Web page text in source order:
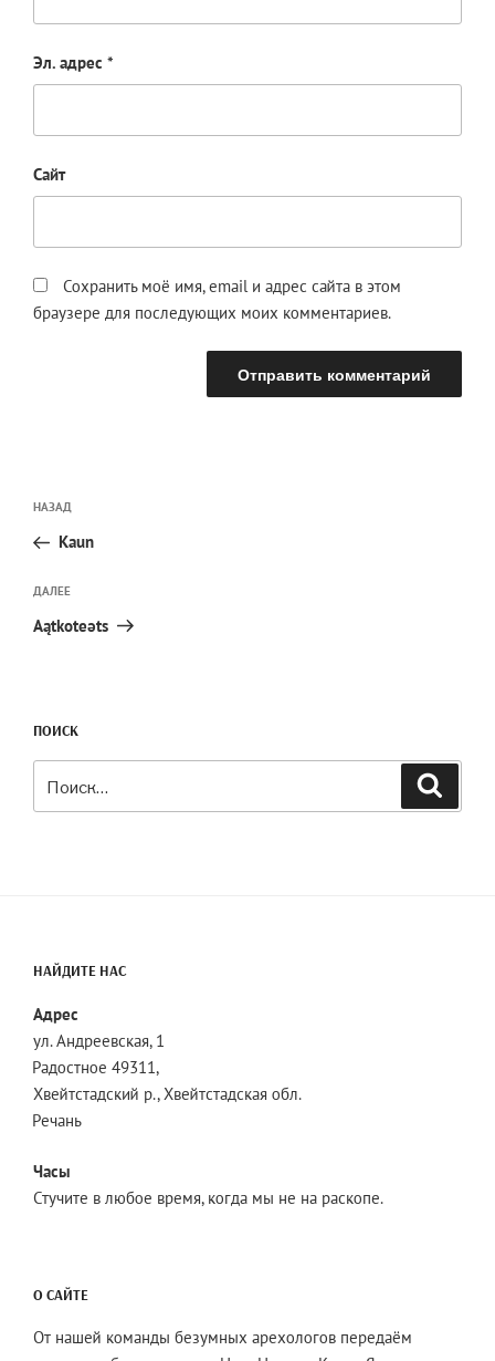
Эл. адрес *
Сайт
Сохранить моё имя, email и адрес сайта в этом
браузере для последующих моих комментариев.
по
записям
Предыдущая
запись:
НАЗАД
Kaun
Следующая
запись
ДАЛЕЕ
Aątkoteəts
ПОИСК
НАЙДИТЕ НАС
Адрес
ул. Андреевская, 1
Радостное 49311,
Хвейтстадский р., Хвейтстадская обл.
Речань
Часы
Стучите в любое время, когда мы не на раскопе.
О САЙТЕ
От нашей команды безумных арехологов передаём